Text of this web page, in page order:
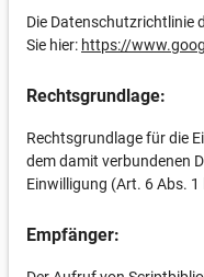
Die Datenschutzrichtlinie
Sie hier: https://
Rechtsgrundlage:
Rechtsgrundlage für die
dem damit verbundenen
Einwilligung (Art. 6 Abs. 1
Empfänger: